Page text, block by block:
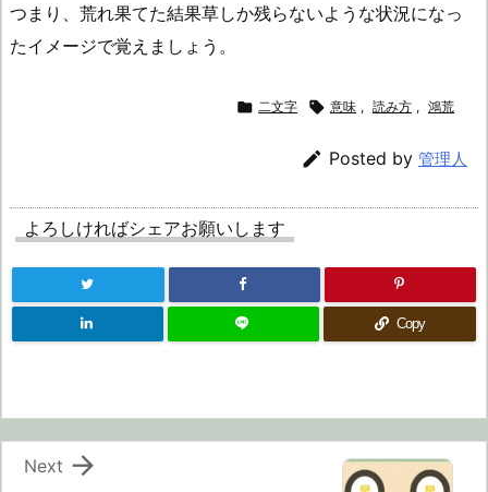
つまり、荒れ果てた結果草しか残らないような状況になっ
たイメージで覚えましょう。
 二文字  意味 , 読み方 , 鴻荒
 Posted by 管理人
よろしければシェアお願いします
Copy

Next